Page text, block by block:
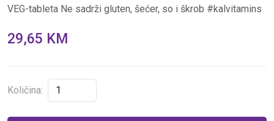
VEG-tableta Ne sadrži gluten, šećer, so i škrob #kalvitamins
29,65 KM
Količina: